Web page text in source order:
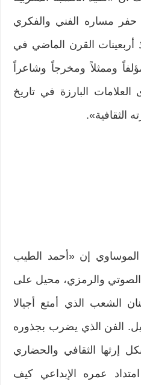
حفر مساره الفني والفكري
القرن الماضي في
وممثلاً ومخرجاً وشاعراً
البارزة في تاريخ
الثقافية».
إن «أحمد الطيب
والرمزي، محيل على
الشعب الذي أمتع أجيالا
الفن الذي يضرب بجذوره
إرثها الثقافي والحضاري
عمره الإبداعي كيف